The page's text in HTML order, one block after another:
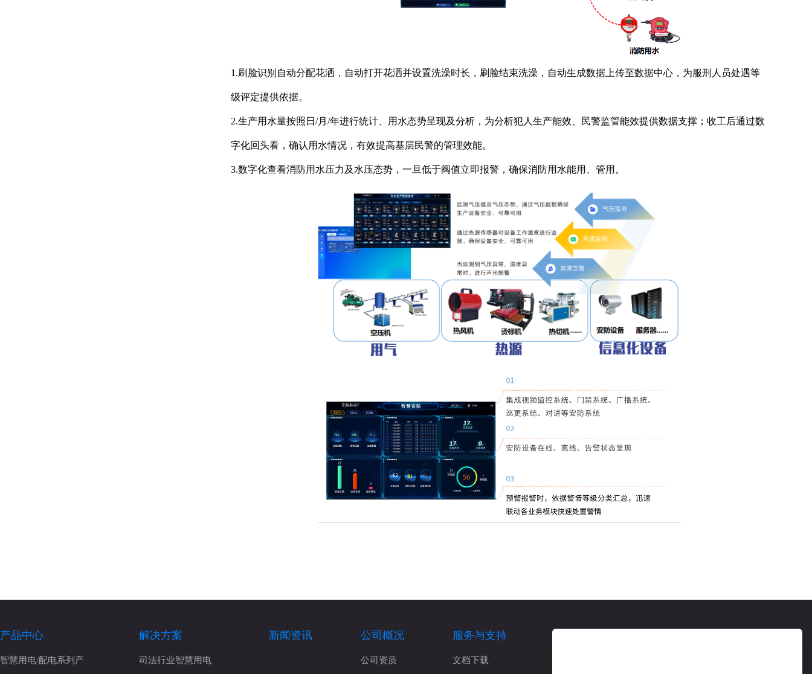
1.刷脸识别自动分配花洒，自动打开花洒并设置洗澡时长，刷脸结束洗澡，自动生成数据上传至数据中心，为服刑人员处遇等
级评定提供依据。
2.生产用水量按照日/月/年进行统计、用水态势呈现及分析，为分析犯人生产能效、民警监管能效提供数据支撑；收工后通过数
字化回头看，确认用水情况，有效提高基层民警的管理效能。
3.数字化查看消防用水压力及水压态势，一旦低于阀值立即报警，确保消防用水能用、管用。
产品中心
智慧用电/配电系列产
解决方案
司法行业智慧用电
新闻资讯 公司概况
公司资质
服务与支持
文档下载